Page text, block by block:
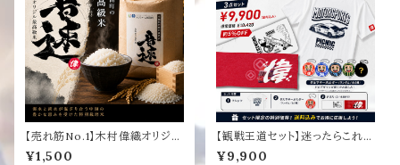
【売れ筋No.1】木村偉織オリジナ
ル米 音速 １kg
¥1,500
【観戦王道セット】迷ったらこれ！
現地必須品
¥9,900